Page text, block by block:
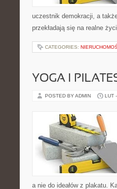
uczestnik demokracji, a
przekładają się na realne
CATEGORIES:
YOGA I
POSTED BY ADMIN LUT
a nie do ideałów z plakatu.